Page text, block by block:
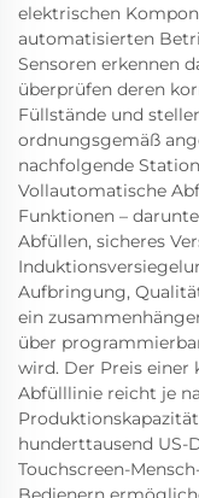
elektrischen
automatisierten
Sensoren erkennen
überprüfen deren
Füllstände und
ordnungsgemäß
nachfolgende
Vollautomatische
Funktionen –
Abfüllen, sicheres
Aufbringung,
ein
über
wird. Der Preis
Abfülllinie reicht je
hunderttausend US-
Touchscreen-